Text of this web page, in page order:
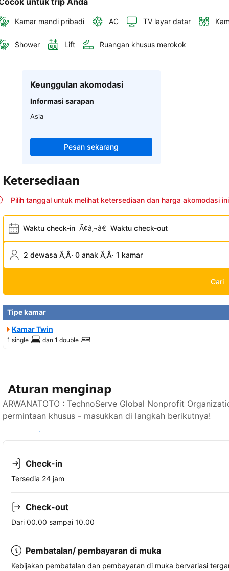
Kamar mandi pribadi AC TV layar datar
Shower Lift Ruangan khusus merokok
Keunggulan akomodasi
Informasi sarapan
Asia
Pesan sekarang
Ketersediaan
Pilih tanggal untuk melihat ketersediaan dan harga akomodasi ini
Waktu check-in Ã¢â‚¬â€ Waktu check-out
2 dewasa Ã‚Â· 0 anak Ã‚Â· 1 kamar
Cari
Tipe kamar
Kamar Twin
1 single dan 1 double
Aturan menginap
ARWANATOTO : TechnoServe Global Nonprofit
permintaan khusus - masukkan di langkah berikutnya!
Lihat ketersediaan
Check-in
Tersedia 24 jam
Check-out
Dari 00.00 sampai 10.00
Pembatalan/ pembayaran di muka
Kebijakan pembatalan dan pembayaran di muka bervariasi